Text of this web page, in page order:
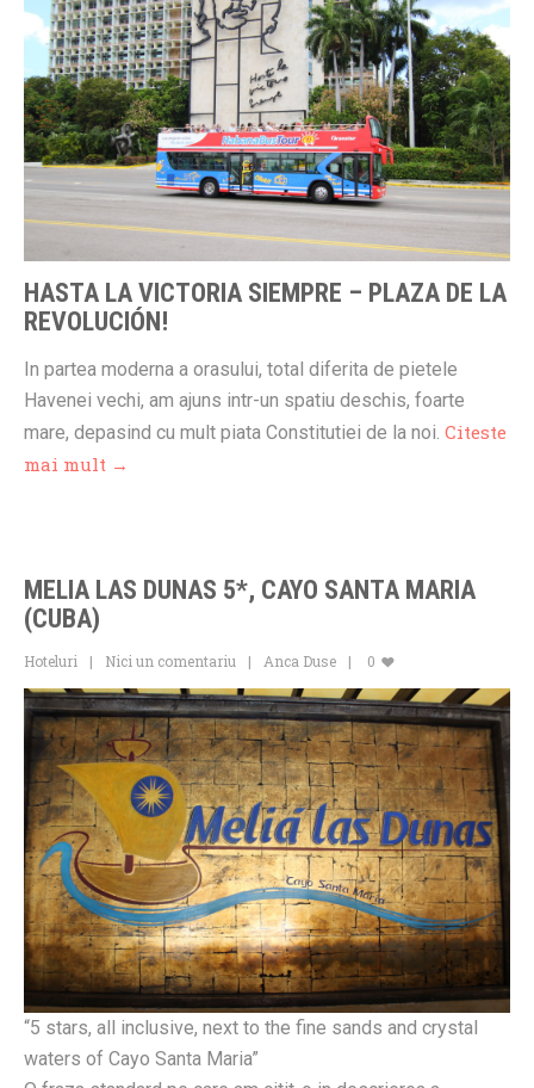
HASTA LA VICTORIA SIEMPRE – PLAZA DE LA
REVOLUCIÓN!
In partea moderna a orasului, total diferita de pietele
Havenei vechi, am ajuns intr-un spatiu deschis, foarte
mare, depasind cu mult piata Constitutiei de la noi. Citeste
mai mult →
MELIA LAS DUNAS 5*, CAYO SANTA MARIA
(CUBA)
Hoteluri Nici un comentariu Anca Duse 0
“5 stars, all inclusive, next to the fine sands and crystal
waters of Cayo Santa Maria”